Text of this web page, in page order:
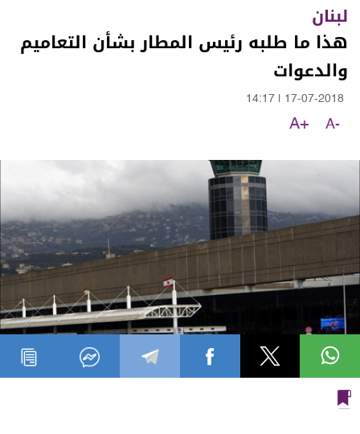
لبنان
هذا ما طلبه رئيس المطار بشأن التعاميم
والدعوات
17-07-2018
14:17
A-
A+